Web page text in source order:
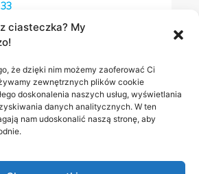
ciasteczka? My
że dzięki nim możemy zaoferować Ci
zewnętrznych plików cookie
doskonalenia naszych usług, wyświetlania
danych analitycznych. W ten
nam udoskonalić naszą stronę, aby
Napisz do